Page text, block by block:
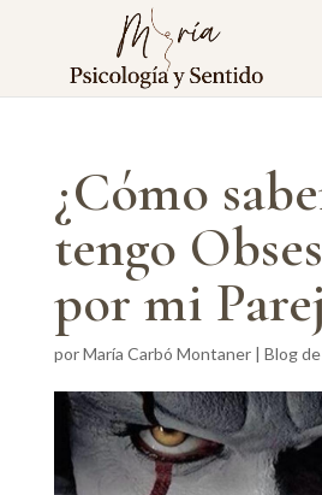
¿Cómo
tengo
por mi
porMaría Carbó Montaner| Blog